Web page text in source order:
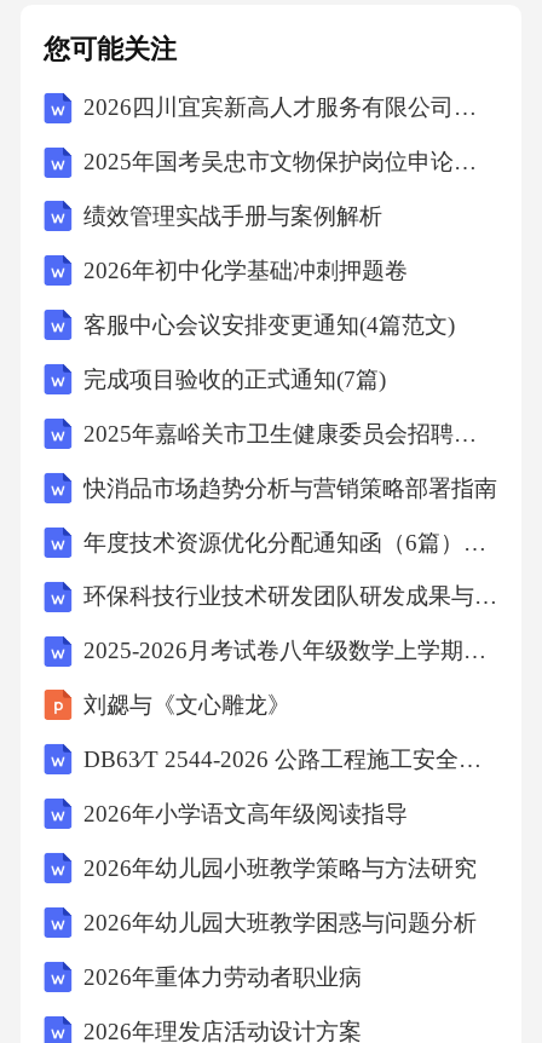
降低25%，作物损失减少30%。降低生产成本智
能水肥管理优化资源投入以色列Netafim公司应
求，节水30%以上，化肥使用量减少20%，亩均
成本降低约150元。自动化农机作业减少人工依
赖美国JohnDeere公司的AI自动驾驶拖拉机，可2
季种植成本降低25%，作业效率提升40%。病虫
害预警降低防治成本中国大疆农业无人机搭载A
I识别系统，提前72小时预警病虫害，精准喷施
农药，用药量减少35%，防治成本降低每亩80
院研发的AI病虫害识别系统，可实时识别98%的
作物病虫害，指导精准施药，减少农药残留，
如在山东苹果园应用后优果率提升20%。AI驱动
的精准灌溉与施肥以色列Netafim公司的AI水肥
管理系统，通过传感器数据动态调整灌溉量和
施肥比例，使番茄糖分含量提高15%，口感显著
改善。成熟度智能检测与分级美团旗下美团买
菜的AI视觉分拣系统，对云南鲜花饼原料进行
率，确保产品品质稳定。提升农产品质量AI在
农业工程应用面临的挑战04技术成本较高
您可能关注
2026四川宜宾新高人才服务有限公司招聘宜宾市市级机关幼儿园高新分园厨房杂工专业技能考核笔试历年参考题库附带答案详解
2025年国考吴忠市文物保护岗位申论必刷题及答案
绩效管理实战手册与案例解析
2026年初中化学基础冲刺押题卷
客服中心会议安排变更通知(4篇范文)
完成项目验收的正式通知(7篇)
2025年嘉峪关市卫生健康委员会招聘公益性岗位人员笔试真题
快消品市场趋势分析与营销策略部署指南
年度技术资源优化分配通知函（6篇）范文
环保科技行业技术研发团队研发成果与创新能力绩效衡量表
2025-2026月考试卷八年级数学上学期期中模拟卷（沪教版）（考试版A4）
刘勰与《文心雕龙》
DB63∕T 2544-2026 公路工程施工安全检查技术指南
2026年小学语文高年级阅读指导
2026年幼儿园小班教学策略与方法研究
2026年幼儿园大班教学困惑与问题分析
2026年重体力劳动者职业病
2026年理发店活动设计方案